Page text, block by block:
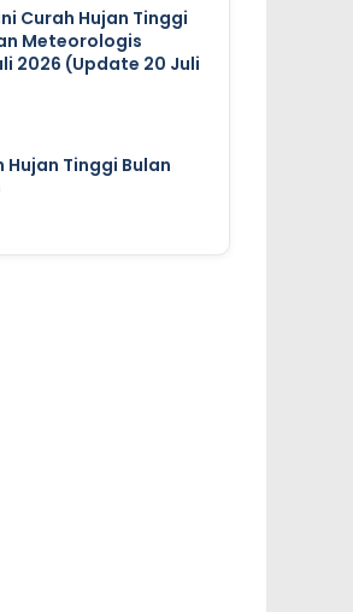
Curah Hujan Tinggi
Meteorologis
2026 (Update 20 Juli
Hujan Tinggi Bulan